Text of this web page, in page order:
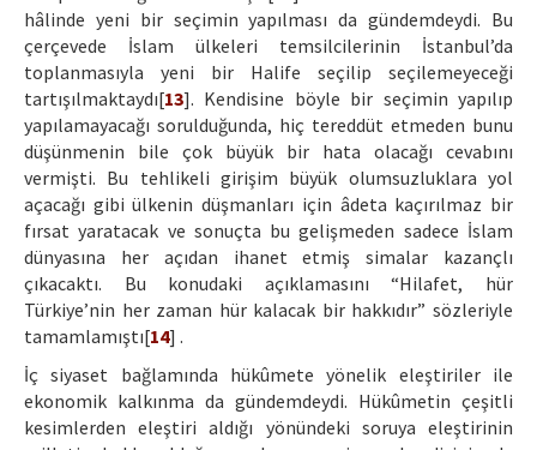
hâlinde yeni bir seçimin yapılması da gündemdeydi. Bu
çerçevede İslam ülkeleri temsilcilerinin İstanbul’da
toplanmasıyla yeni bir Halife seçilip seçilemeyeceği
tartışılmaktaydı[13]. Kendisine böyle bir seçimin yapılıp
yapılamayacağı sorulduğunda, hiç tereddüt etmeden bunu
düşünmenin bile çok büyük bir hata olacağı cevabını
vermişti. Bu tehlikeli girişim büyük olumsuzluklara yol
açacağı gibi ülkenin düşmanları için âdeta kaçırılmaz bir
fırsat yaratacak ve sonuçta bu gelişmeden sadece İslam
dünyasına her açıdan ihanet etmiş simalar kazançlı
çıkacaktı. Bu konudaki açıklamasını “Hilafet, hür
Türkiye’nin her zaman hür kalacak bir hakkıdır” sözleriyle
tamamlamıştı[14] .
İç siyaset bağlamında hükûmete yönelik eleştiriler ile
ekonomik kalkınma da gündemdeydi. Hükûmetin çeşitli
kesimlerden eleştiri aldığı yönündeki soruya eleştirinin